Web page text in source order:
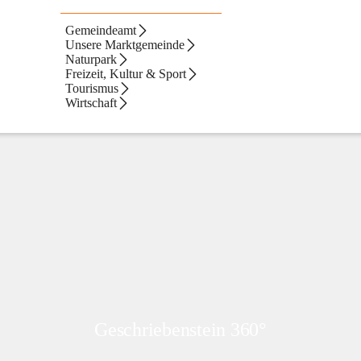
Gemeindeamt
Unsere Marktgemeinde
Naturpark
Freizeit, Kultur & Sport
Tourismus
Wirtschaft
Erlebnisbad Lockenhaus